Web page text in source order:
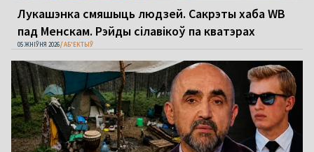
Лукашэнка смяшыць людзей. Сакрэты хаба WB
пад Менскам. Рэйды сілавікоў па кватэрах
05 ЖНІЎНЯ 2026 АБ'ЕКТЫЎ